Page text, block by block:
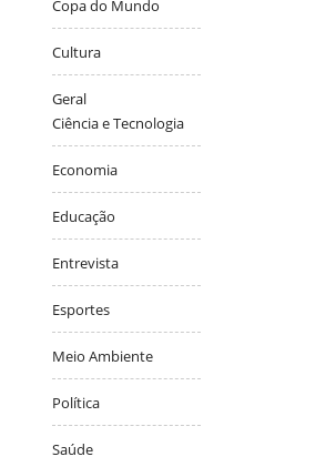
Copa do Mundo
Cultura
Geral
Ciência e Tecnologia
Economia
Educação
Entrevista
Esportes
Meio Ambiente
Política
Saúde